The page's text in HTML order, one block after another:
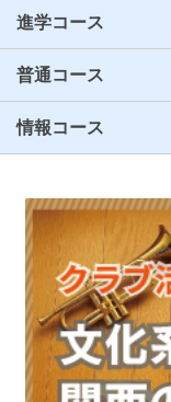
進学コース
普通コース
情報コース